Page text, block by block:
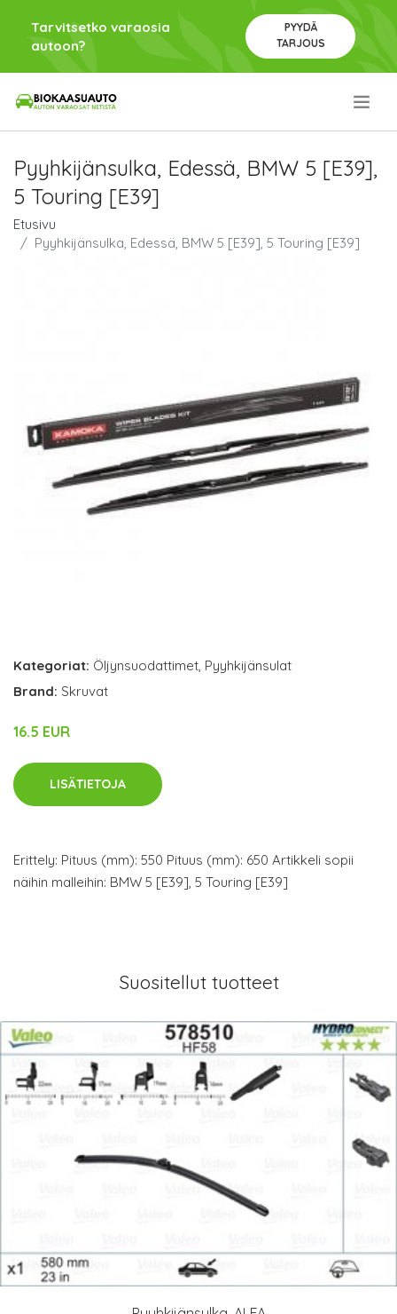
Tarvitsetko varaosia
autoon?
PYYDÄ
TARJOUS
Pyyhkijänsulka, Edessä, BMW 5 [E39],
5 Touring [E39]
Etusivu
Pyyhkijänsulka, Edessä, BMW 5 [E39], 5 Touring [E39]
Kategoriat: Öljynsuodattimet, Pyyhkijänsulat
Brand: Skruvat
16.5 EUR
LISÄTIETOJA
Erittely: Pituus (mm): 550 Pituus (mm): 650 Artikkeli sopii
näihin malleihin: BMW 5 [E39], 5 Touring [E39]
Suositellut tuotteet